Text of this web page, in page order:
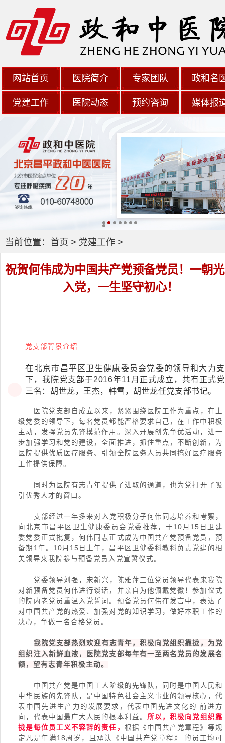
网站首页 医院简介 专家团队 政和名
党建工作 医院动态 预约咨询 媒体报
当前位置： 首页 > 党建工作>
祝贺何伟成为中国共产党预备党员！一朝
入党，一生坚守初心！
党支部背景介绍
在北京市昌平区卫生健康委员会党委的领导和大力
下，我院党支部于2016年11月正式成立，共有正式
三名： 胡世龙，王杰，韩雪，胡世龙任党支部书记。
医院党支部自成立以来，紧紧围绕医院工作为重点，在上
级党委的领导下，每名党员都能严格要求自己，在工作中积极
主动，发挥党员先锋模范作用。深入开展创先争优活动，进一
步加强学习和党的建设，全面推进，抓住重点，不断创新，为
医院提供优质医疗服务、引领全院医务人员共同搞好医疗服务
工作提供保障。
同时为医院有志青年提供了进取的通道，也为党打开了吸
引优秀人才的窗口。
支部经过一年多来对入党积极分子何伟同志培养和考察，
向北京市昌平区卫生健康委员会党委推荐，于10月15日卫建
委党委正式批复，何伟同志正式成为中国共产党预备党员，预
备期1年。10月15日上午，昌平区卫健委科教科负责党建的相
关领导来我院参与预备党员入党宣誓仪式。
党委领导刘强，宋新兴，陈雅萍三位党员领导代表来我院
对新预备党员何伟进行谈话，并亲自为他佩戴党徽！参加仪式
的院内老党员重温入党誓词。预备党员何伟在发言中，表达了
对中国共产党的热爱、加强对党的知识学习，做好本职工作的
决心，争做一名合格党员。
我院党支部热烈欢迎有志青年，积极向党组织靠拢，为党
组织注入新鲜血液，医院党支部每年有一至两名党员的发展名
额，望有志青年积极主动。
中国共产党是中国工人阶级的先锋队，同时是中国人民和
中华民族的先锋队，是中国特色社会主义事业的领导核心，代
表中国先进生产力的发展要求，代表中国先进文化的 前进方
向，代表中国最广大人民的根本利益。 所以，积极向党组织靠
拢是每位员工义不容辞的责任， 根据《中国共产党章程》等规
定凡是年满18周岁，且承认《中国共产党章程》 的员工均可